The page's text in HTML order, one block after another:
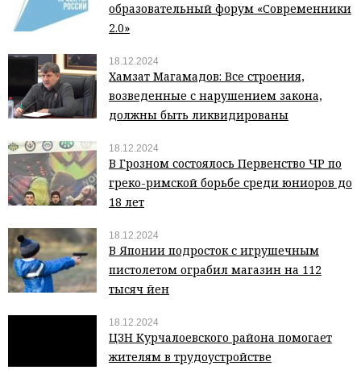
образовательный форум «Современники
2.0»
18.12.2024
Хамзат Магамадов: Все строения,
возведенные с нарушением закона,
должны быть ликвидированы
18.12.2024
В Грозном состоялось Первенство ЧР по
греко-римской борьбе среди юниоров до
18 лет
18.12.2024
В Японии подросток с игрушечным
пистолетом ограбил магазин на 112
тысяч йен
18.12.2024
ЦЗН Курчалоевского района помогает
жителям в трудоустройстве